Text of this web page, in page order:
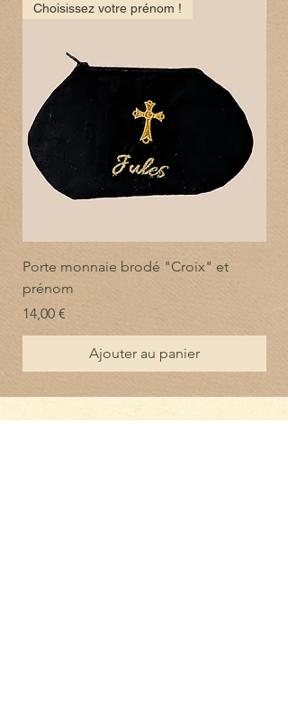
Choisissez votre prénom !
Porte monnaie brodé "Croix" et
prénom
Prix
14,00 €
Ajouter au panier